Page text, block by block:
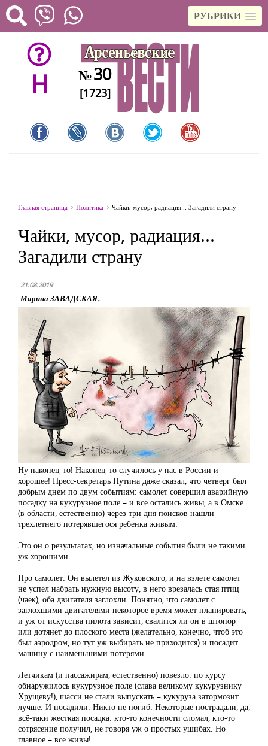
РУБРИКИ
H №30
[1723]
Главная страница Политика Чайки, мусор, радиация... Загадили страну
Чайки, мусор, радиация...
Загадили страну
21.08.2019
Марина ЗАВАДСКАЯ.
Ну наконец-то! Наконец-то случилось у нас в России и
хорошее! Пресс-секретарь Путина даже сказал, что четверг был
добрым днем по двум событиям: самолет совершил аварийную
посадку на кукурузное поле – и все остались живы, а в Омске
(в области, естественно) через три дня поисков нашли
трехлетнего потерявшегося ребенка живым.
Это он о результатах, но изначальные события были не такими
уж хорошими.
Про самолет. Он вылетел из Жуковского, и на взлете самолет
не успел набрать нужную высоту, в него врезалась стая птиц
(чаек), оба двигателя заглохли. Понятно, что самолет с
заглохшими двигателями некоторое время может планировать,
и уж от искусства пилота зависит, свалится ли он в штопор
или дотянет до плоского места (желательно, конечно, чтоб это
был аэродром, но тут уж выбирать не приходится) и посадит
машину с наименьшими потерями.
Летчикам (и пассажирам, естественно) повезло: по курсу
обнаружилось кукурузное поле (слава великому кукурузнику
Хрущеву!), шасси не стали выпускать – кукуруза затормозит
лучше. И посадили. Никто не погиб. Некоторые пострадали, да,
всё-таки жесткая посадка: кто-то конечности сломал, кто-то
сотрясение получил, не говоря уж о простых ушибах. Но
главное – все живы!